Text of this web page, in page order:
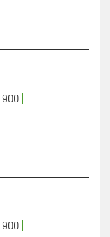
900
900